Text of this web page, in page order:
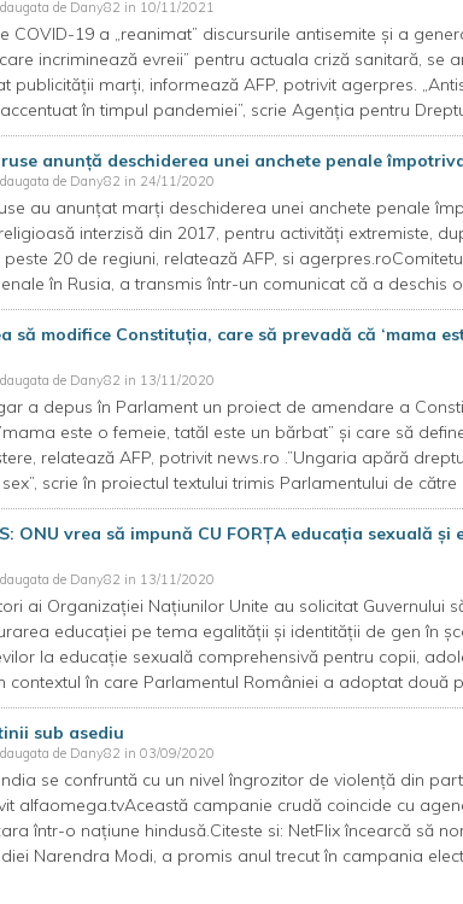
de Dany82 in 10/11/2021
COVID-19 a „reanimat” discursurile antisemite şi a
incriminează evreii” pentru actuala criză sanitară, se
publicităţii marţi, informează AFP, potrivit agerpres.
în timpul pandemiei”, scrie Agenţia pentru
anunță deschiderea unei anchete penale
de Dany82 in 24/11/2020
au anunţat marţi deschiderea unei anchete penale
interzisă din 2017, pentru activităţi extremiste,
20 de regiuni, relatează AFP, si
în Rusia, a transmis într-un comunicat că a deschis
să modifice Constituţia, care să prevadă că ‘mama
de Dany82 in 13/11/2020
a depus în Parlament un proiect de amendare a
este o femeie, tatăl este un bărbat” şi care să
relatează AFP, potrivit news.ro .”Ungaria apără
scrie în proiectul textului trimis Parlamentului de către
ONU vrea să impună CU FORȚA educația sexuală
de Dany82 in 13/11/2020
ai Organizației Națiunilor Unite au solicitat Guvernului
educației pe tema egalității și identității de gen în
la educație sexuală comprehensivă pentru copii,
contextul în care Parlamentul României a adoptat două
sub asediu
de Dany82 in 03/09/2020
se confruntă cu un nivel îngrozitor de violență din
alfaomega.tvAceastă campanie crudă coincide cu
într-o națiune hindusă.Citeste si: NetFlix încearcă să
Narendra Modi, a promis anul trecut în campania